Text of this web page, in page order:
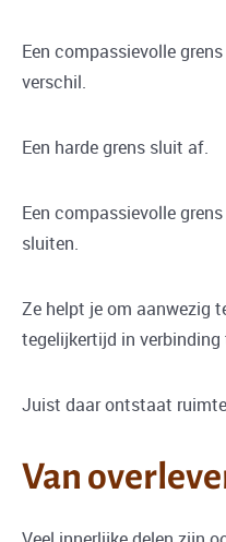
Een compassievolle
verschil.
Een harde grens sluit af.
Een compassievolle
sluiten.
Ze helpt je om aanwezig
tegelijkertijd in verbinding
Juist daar ontstaat
Van